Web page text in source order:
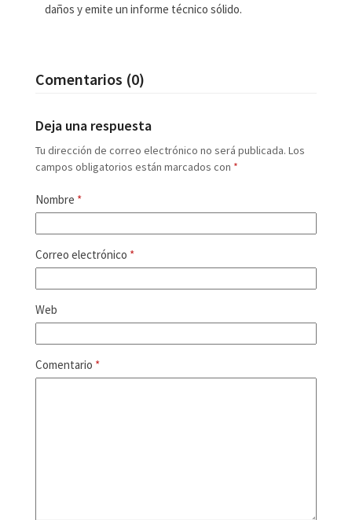
daños y emite un informe técnico sólido.
Comentarios (0)
Deja una respuesta
Tu dirección de correo electrónico no será publicada. Los
campos obligatorios están marcados con *
Nombre *
Correo electrónico *
Web
Comentario *